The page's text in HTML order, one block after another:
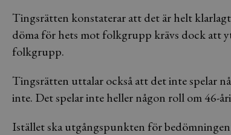
Tingsrätten konstaterar att det är helt
döma för hets mot folkgrupp krävs dock att
folkgrupp.
Tingsrätten uttalar också att det inte spelar
inte. Det spelar inte heller någon roll om 46-
Istället ska utgångspunkten för